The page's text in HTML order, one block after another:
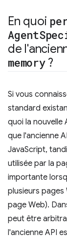
En quoi
Agent
de
memory?
Si vous
standard
quoi la nouvelle
que l'ancienne
JavaScript,
utilisée par la
importante
plusieurs pages
page Web).
peut être
l'ancienne API